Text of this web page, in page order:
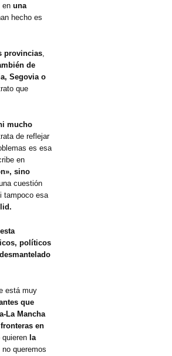
en una
hecho es
provincias,
de
Segovia o
que
mucho
de reflejar
es esa
en
sino
cuestión
tampoco esa
políticos
está muy
que
La Mancha
en
la
queremos